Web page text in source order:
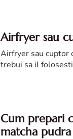
Airfryer sau
Airfryer sau cuptor
trebui sa il
Cum prepari
matcha pudra